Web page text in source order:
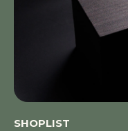
SHOPLIST